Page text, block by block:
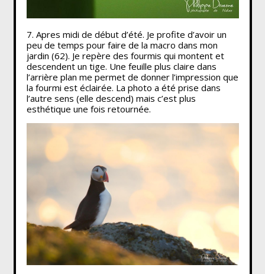
7. Apres midi de début d’été. Je profite d’avoir un
peu de temps pour faire de la macro dans mon
jardin (62). Je repère des fourmis qui montent et
descendent un tige. Une feuille plus claire dans
l’arrière plan me permet de donner l’impression que
la fourmi est éclairée. La photo a été prise dans
l’autre sens (elle descend) mais c’est plus
esthétique une fois retournée.